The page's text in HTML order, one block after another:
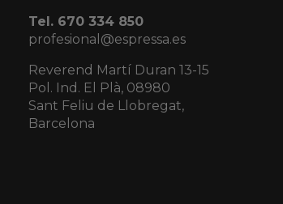
Tel. 670 334 850
profesional@espressa.es
Reverend Martí Duran 13-15
Pol. Ind. El Plà, 08980
Sant Feliu de Llobregat,
Barcelona